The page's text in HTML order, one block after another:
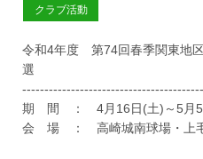
令和4年度 第74回春季関東地
選
期 間 ： 4月16日(土)～5月5
会 場 ： 高崎城南球場・上